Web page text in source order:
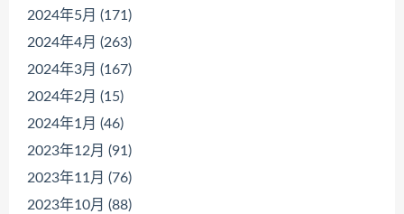
2024年5月 (171)
2024年4月 (263)
2024年3月 (167)
2024年2月 (15)
2024年1月 (46)
2023年12月 (91)
2023年11月 (76)
2023年10月 (88)